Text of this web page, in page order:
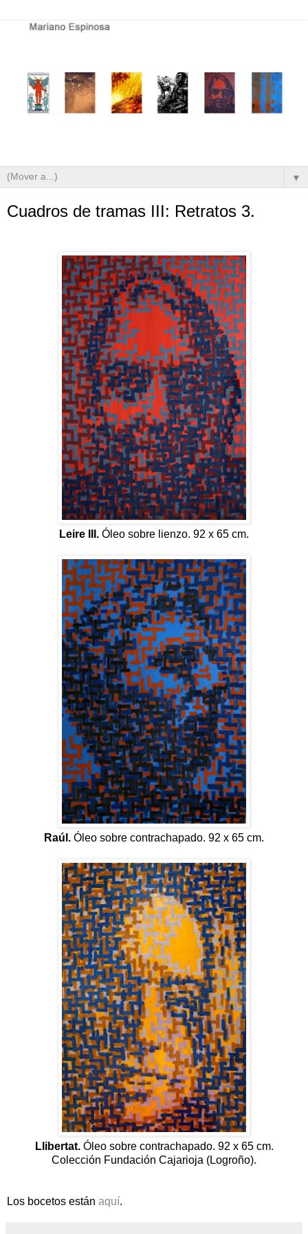
▼
Cuadros de tramas III: Retratos 3.
Leire III. Óleo sobre lienzo. 92 x 65 cm.
Raúl. Óleo sobre contrachapado. 92 x 65 cm.
Llibertat.Óleo sobre contrachapado. 92 x 65 cm.
Colección Fundación Cajarioja (Logroño).
Los bocetos están aquí.